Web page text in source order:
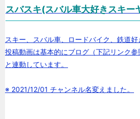
スバスキ(スバル車大好きスキー
スキー、スバル車、ロードバイク、鉄道好
投稿動画は基本的にブログ（下記リンク参
と連動しています。
※ 2021/12/01 チャンネル名変えました。